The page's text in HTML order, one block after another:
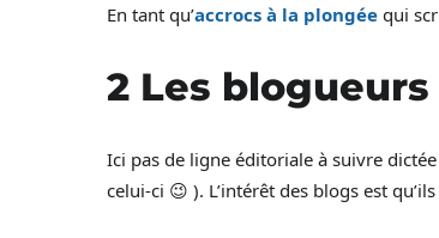
En tant qu’accrocs à la plongée qui
2 Les
Ici pas de ligne éditoriale à suivre
celui-ci 😉 ). L’intérêt des blogs est